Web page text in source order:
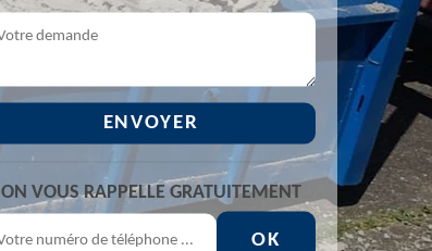
ON VOUS RAPPELLE GRATUITEMENT